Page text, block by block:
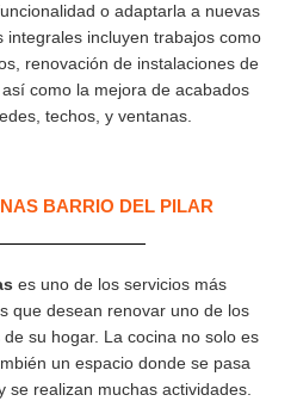
o adaptarla a nuevas
integrales incluyen trabajos como
renovación de instalaciones de
como la mejora de acabados
techos, y ventanas.
BARRIO DEL PILAR
es uno de los servicios más
que desean renovar uno de los
su hogar. La cocina no solo es
un espacio donde se pasa
se realizan muchas actividades.